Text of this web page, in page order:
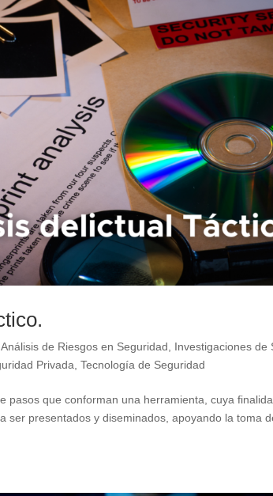
Análisis de Riesgos en Seguridad Investigaciones de
Privada ,Tecnología de Seguridad
pasos que conforman una herramienta, cuya
ser presentados y diseminados, apoyando la toma